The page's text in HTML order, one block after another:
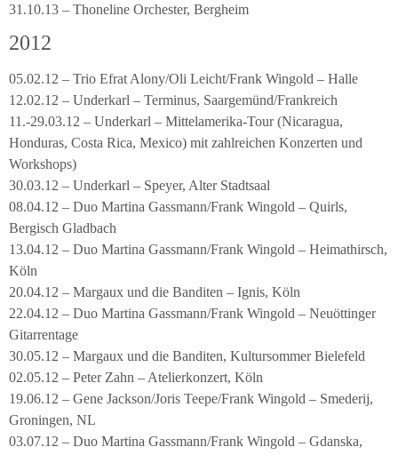
31.10.13 – Thoneline Orchester, Bergheim
2012
05.02.12 – Trio Efrat Alony/Oli Leicht/Frank Wingold – Halle
12.02.12 – Underkarl – Terminus, Saargemünd/Frankreich
11.-29.03.12 – Underkarl – Mittelamerika-Tour (Nicaragua,
Honduras, Costa Rica, Mexico) mit zahlreichen Konzerten und
Workshops)
30.03.12 – Underkarl – Speyer, Alter Stadtsaal
08.04.12 – Duo Martina Gassmann/Frank Wingold – Quirls,
Bergisch Gladbach
13.04.12 – Duo Martina Gassmann/Frank Wingold – Heimathirsch,
Köln
20.04.12 – Margaux und die Banditen – Ignis, Köln
22.04.12 – Duo Martina Gassmann/Frank Wingold – Neuöttinger
Gitarrentage
30.05.12 – Margaux und die Banditen, Kultursommer Bielefeld
02.05.12 – Peter Zahn – Atelierkonzert, Köln
19.06.12 – Gene Jackson/Joris Teepe/Frank Wingold – Smederij,
Groningen, NL
03.07.12 – Duo Martina Gassmann/Frank Wingold – Gdanska,